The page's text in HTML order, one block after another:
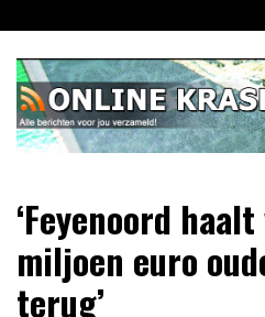
naar
inhoud
Online
jou verzameld
‘Feyenoord
miljoen euro
terug’